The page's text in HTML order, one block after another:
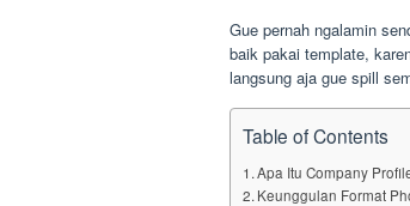
Gue pernah ngalamin
baik pakai template,
langsung aja gue spill
Table of Contents
Apa Itu Company
Keunggulan Format